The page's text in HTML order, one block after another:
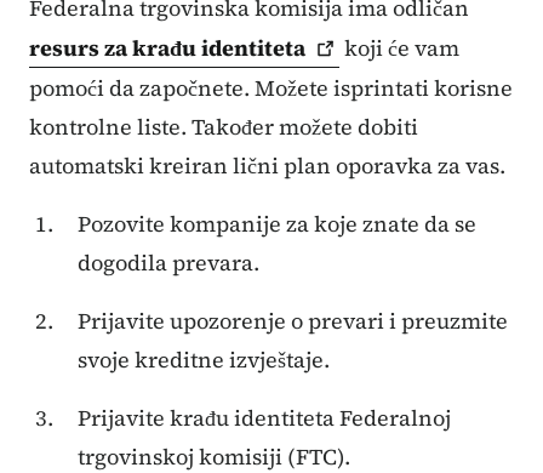
Federalna trgovinska komisija ima odličan
resurs za krađuidentiteta
koji će vam
pomoći da započnete. Možete isprintati korisne
kontrolne liste. Također možete dobiti
automatski kreiran lični plan oporavka za vas.
Pozovite kompanije za koje znate da se
dogodila prevara.
Prijavite upozorenje o prevari i preuzmite
svoje kreditne izvještaje.
Prijavite krađu identiteta Federalnoj
trgovinskoj komisiji (FTC).